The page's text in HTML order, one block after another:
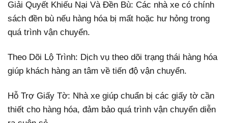
Giải Quyết Khiếu Nại Và Đền Bù: Các nhà xe có chính
sách đền bù nếu hàng hóa bị mất hoặc hư hỏng trong
quá trình vận chuyển.
Theo Dõi Lộ Trình: Dịch vụ theo dõi trạng thái hàng hóa
giúp khách hàng an tâm về tiến độ vận chuyển.
Hỗ Trợ Giấy Tờ: Nhà xe giúp chuẩn bị các giấy tờ cần
thiết cho hàng hóa, đảm bảo quá trình vận chuyển diễn